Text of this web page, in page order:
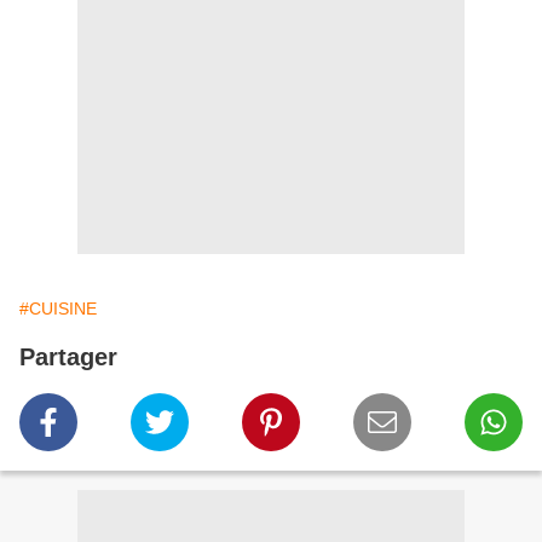
#CUISINE
Partager